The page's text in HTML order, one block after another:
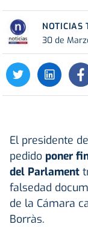
NOTICIAS
30 de
El presidente
pedido poner
del Parlament
falsedad
de la Cámara
Borràs.